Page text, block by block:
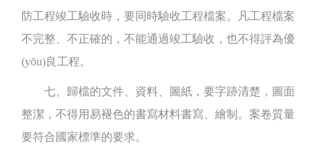
防工程竣工驗收時，要同時驗收工程檔案。凡工程檔案
不完整、不正確的，不能通過竣工驗收，也不得評為優
(yōu)良工程。
七、歸檔的文件、資料、圖紙，要字跡清楚，圖面
整潔，不得用易褪色的書寫材料書寫、繪制。案卷質量
要符合國家標準的要求。